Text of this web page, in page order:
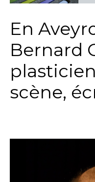
En
Bernard
scène,